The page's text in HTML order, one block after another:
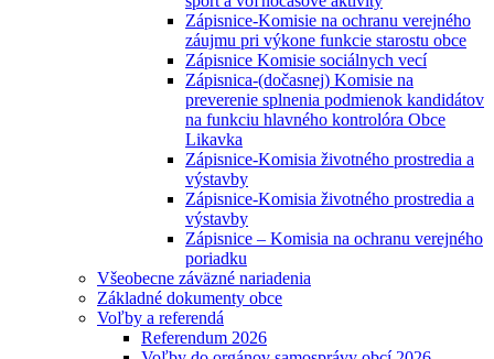
Zápisnice-Komisie na ochranu verejného
záujmu pri výkone funkcie starostu obce
Zápisnice Komisie sociálnych vecí
Zápisnica-(dočasnej) Komisie na
preverenie splnenia podmienok kandidátov
na funkciu hlavného kontrolóra Obce
Likavka
Zápisnice-Komisia životného prostredia a
výstavby
Zápisnice-Komisia životného prostredia a
výstavby
Zápisnice – Komisia na ochranu verejného
poriadku
Všeobecne záväzné nariadenia
Základné dokumenty obce
Voľby a referendá
Referendum 2026